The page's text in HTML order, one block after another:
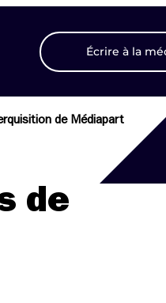
Écrire à la
de Médiapart
de